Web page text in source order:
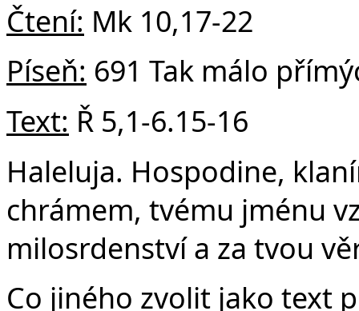
Čtení: Mk 10,17-22
Píseň: 691 Tak málo
Text: Ř 5,1-6.15-16
Haleluja. Hospodine,
chrámem, tvému jménu
milosrdenství a za tvou
Co jiného zvolit jako text